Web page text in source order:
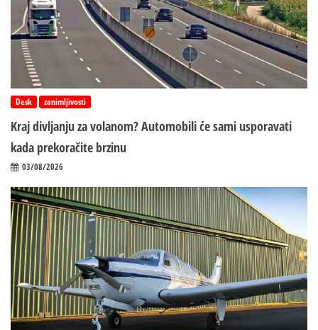
Desk zanimljivosti
Kraj divljanju za volanom? Automobili će sami usporavati
kada prekoračite brzinu
03/08/2026